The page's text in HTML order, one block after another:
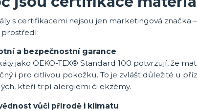
s certifikacemi nejsou jen marketingová
a bezpečnostní garance
jako OEKO-TEX® Standard 100 potvrzují, že
i pro citlivou pokožku. To je zvlášť důležité u
kteří trpí alergiemi či ekzémy.
vůči přírodě i klimatu